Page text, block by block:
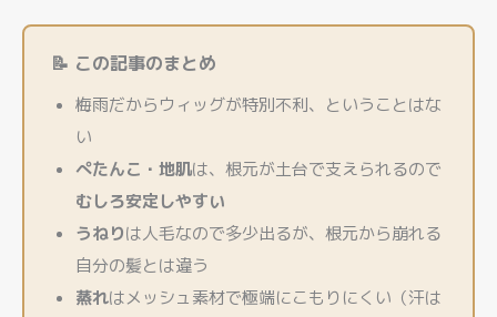
📝 この記事のまとめ
梅雨だからウィッグが特別不利、ということはな
い
ぺたんこ・地肌は、根元が土台で支えられるので
むしろ安定しやすい
うねりは人毛なので多少出るが、根元から崩れる
自分の髪とは違う
蒸れはメッシュ素材で極端にこもりにくい（汗は